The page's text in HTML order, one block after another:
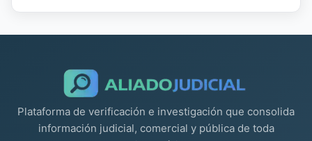
Plataforma de verificación e investigación que consolida
información judicial, comercial y pública de toda